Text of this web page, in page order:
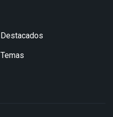
Destacados
Temas